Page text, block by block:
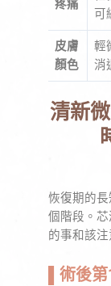
疼痛
可
皮膚
顏色
輕
消
清新
恢復期的
個階段。
的事和該注
術後